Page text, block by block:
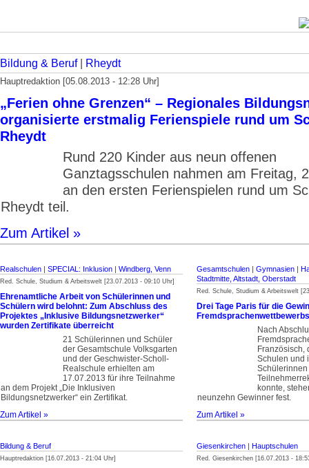
Bildung & Beruf| Rheydt
Hauptredaktion [05.08.2013 - 12:28 Uhr]
„Ferien ohne Grenzen“ – Regionales
organisierte erstmalig Ferienspiele rund um
Rheydt
Rund 220 Kinder aus neun offenen
Ganztagsschulen nahmen am Freitag,
an den ersten Ferienspielen rund um
Rheydt teil.
Zum Artikel »
Realschulen | SPECIAL: Inklusion | Windberg, Venn
Red. Schule, Studium & Arbeitswelt [23.07.2013 - 09:10 Uhr]
Ehrenamtliche Arbeit von Schülerinnen und
Schülern wird belohnt: Zum Abschluss des
Projektes „Inklusive Bildungsnetzwerker“
wurden Zertifikate überreicht
21 Schülerinnen und Schüler
der Gesamtschule Volksgarten
und der Geschwister-Scholl-
Realschule erhielten am
17.07.2013 für ihre Teilnahme
an dem Projekt „Die Inklusiven
Bildungsnetzwerker“ ein Zertifikat.
Zum Artikel »
Gesamtschulen | Gymnasien |
Stadtmitte, Altstadt, Oberstadt
Red. Schule, Studium & Arbeitswelt
Drei Tage Paris für die
Fremdsprachenwettbewerbs
Nach
Französisch,
Schulen und
konnte,
neunzehn Gewinner fest.
Zum Artikel »
Bildung & Beruf
Hauptredaktion [16.07.2013 - 21:04 Uhr]
Giesenkirchen | Hauptschulen
Red. Giesenkirchen [16.07.2013 -